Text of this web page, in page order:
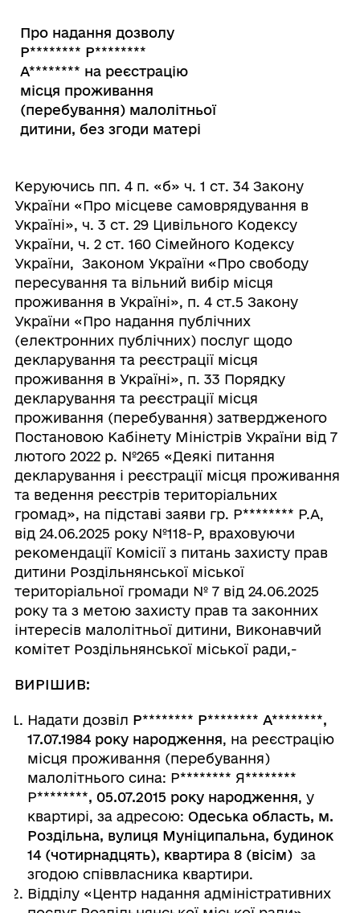
Про надання дозволу
Р******** Р********
А******** на реєстрацію
місця проживання
(перебування) малолітньої
дитини, без згоди матері
Керуючись пп. 4 п. «б» ч. 1 ст. 34 Закону
України «Про місцеве самоврядування в
Україні», ч. 3 ст. 29 Цивільного Кодексу
України, ч. 2 ст. 160 Сімейного Кодексу
України, Законом України «Про свободу
пересування та вільний вибір місця
проживання в Україні», п. 4 ст.5 Закону
України «Про надання публічних
(електронних публічних) послуг щодо
декларування та реєстрації місця
проживання в Україні», п. 33 Порядку
декларування та реєстрації місця
проживання (перебування) затвердженого
Постановою Кабінету Міністрів України від 7
лютого 2022 р. №265 «Деякі питання
декларування і реєстрації місця проживання
та ведення реєстрів територіальних
громад», на підставі заяви гр. Р******** Р.А,
від 24.06.2025 року №118-Р, враховуючи
рекомендації Комісії з питань захисту прав
дитини Роздільнянської міської
територіальної громади № 7 від 24.06.2025
року та з метою захисту прав та законних
інтересів малолітньої дитини, Виконавчий
комітет Роздільнянської міської ради,-
ВИРІШИВ:
Надати дозвіл Р******** Р******** А********,
17.07.1984 року народження, на реєстрацію
місця проживання (перебування)
малолітнього сина: Р******** Я********
Р********, 05.07.2015 року народження, у
квартирі, за адресою: Одеська область, м.
Роздільна, вулиця Муніципальна, будинок
14 (чотирнадцять), квартира 8 (вісім) за
згодою співвласника квартири.
Відділу «Центр надання адміністративних